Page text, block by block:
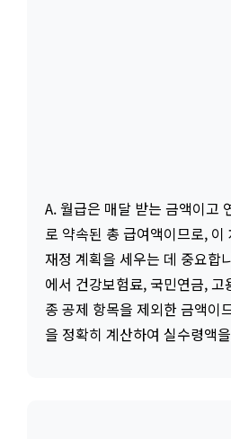
A. 월급은 매달 받는 금액이고
로 약속된 총 급여액이므로,
재정 계획을 세우는 데 중요합
에서 건강보험료, 국민연금,
종 공제 항목을 제외한 금액이
을 정확히 계산하여 실수령액